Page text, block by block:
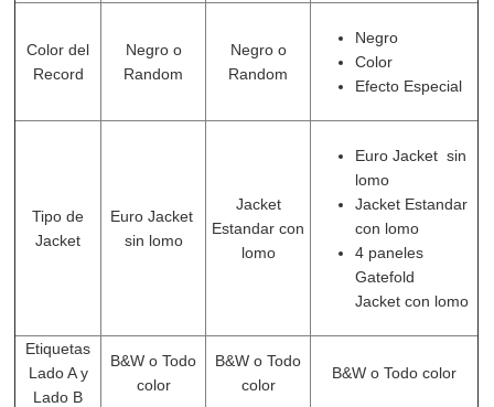
Color del
Record
Negro o
Random
Negro o
Random
Negro
Color
Efecto Especial
Tipo de
Jacket
Euro Jacket
sin lomo
Jacket
Estandar con
lomo
Euro Jacket sin
lomo
Jacket Estandar
con lomo
4 paneles
Gatefold
Jacket con lomo
Etiquetas
Lado A y
Lado B
B&W o Todo
color
B&W o Todo
color
B&W o Todo color